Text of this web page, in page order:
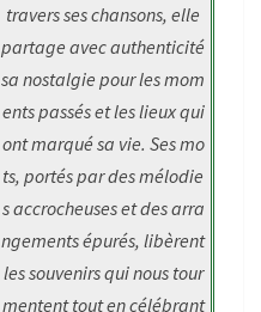
travers ses chansons, elle
partage avec authenticité
sa nostalgie pour les mom
ents passés et les lieux qui
ont marqué sa vie. Ses mo
ts, portés par des mélodie
s accrocheuses et des arra
ngements épurés, libèrent
les souvenirs qui nous tour
mentent tout en célébrant